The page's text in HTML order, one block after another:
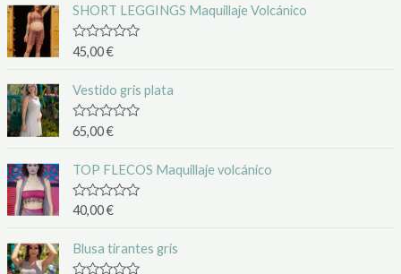
o
a
d
o
o
n
0
d
e
SHORT LEGGINGS Maquillaje Volcánico
V
o
a
d
o
o
n
0
d
e
45,00€
Vestido gris plata
V
o
a
d
o
o
n
0
65,00€
TOP FLECOS Maquillaje volcánico
V
o
40,00€
Blusa tirantes gris